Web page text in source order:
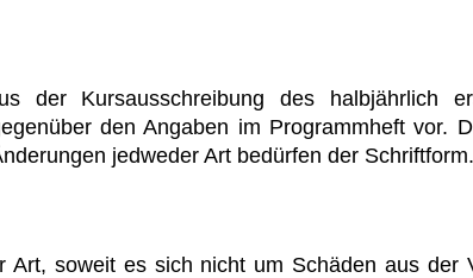
Kursausschreibung des halbjährlich
den Angaben im Programmheft vor.
jedweder Art bedürfen der Schriftform.
soweit es sich nicht um Schäden aus der